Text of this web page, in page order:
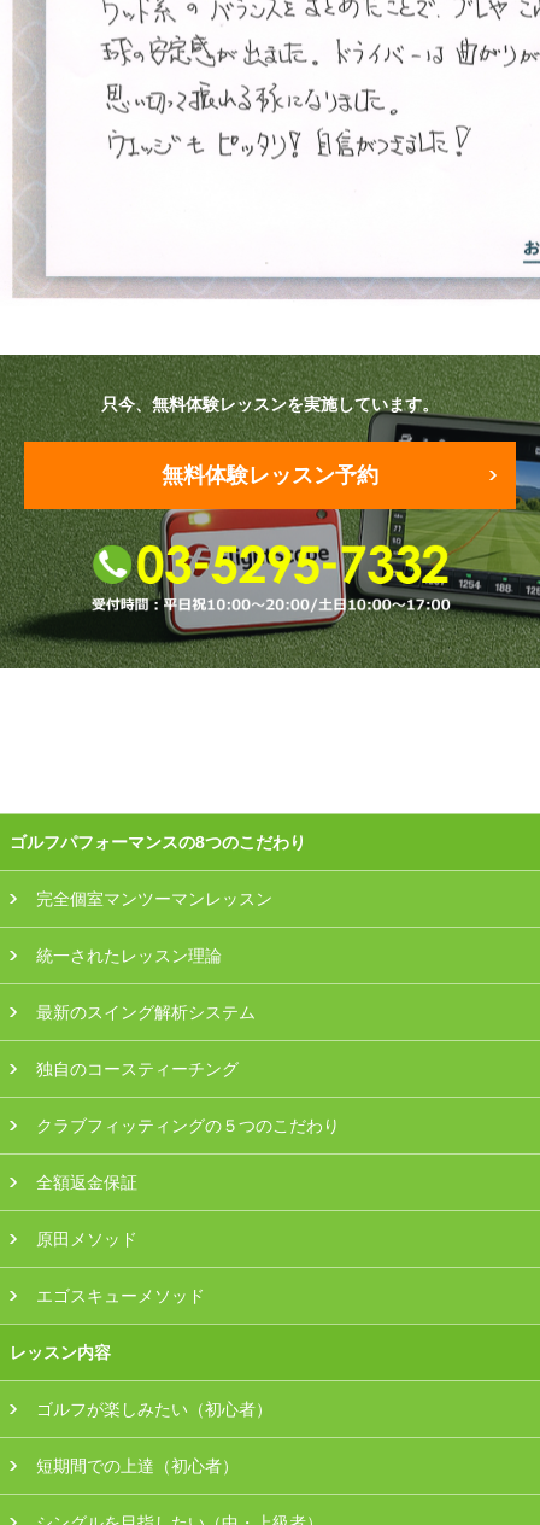
関東（神奈川・埼玉・千葉）
中部（静岡・愛知）
受講生の声
採用情報
会員様ログイン
只今、無料体験レッスンを実施しています。
無料体験レッスン予約
ゴルフパフォーマンスの8つのこだわり
完全個室マンツーマンレッスン
統一されたレッスン理論
最新のスイング解析システム
独自のコースティーチング
クラブフィッティングの５つのこだわり
全額返金保証
原田メソッド
エゴスキューメソッド
レッスン内容
ゴルフが楽しみたい（初心者）
短期間での上達（初心者）